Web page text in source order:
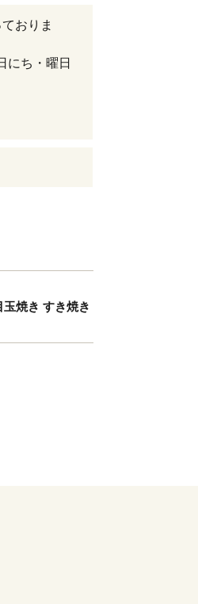
おりま
にち・曜日
焼き すき焼き